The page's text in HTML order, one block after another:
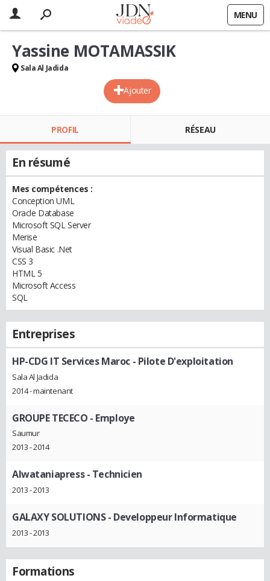
MENU
Ajouter
Yassine MOTAMASSIK
Sala Al Jadida
PROFIL RÉSEAU
En résumé
Mes compétences :
Conception UML
Oracle Database
Microsoft SQL Server
Merise
Visual Basic .Net
CSS 3
HTML 5
Microsoft Access
SQL
Entreprises
HP-CDG IT Services Maroc- Pilote D'exploitation
Sala Al Jadida
2014 - maintenant
GROUPE TECECO - Employe
Saumur
2013 - 2014
Alwataniapress- Technicien
2013 - 2013
GALAXY SOLUTIONS- Developpeur Informatique
2013 - 2013
Formations